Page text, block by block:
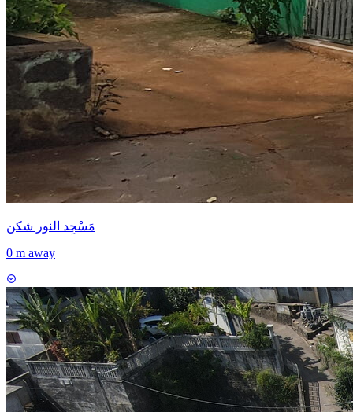
مَسْجِد النور شكن
0 m away